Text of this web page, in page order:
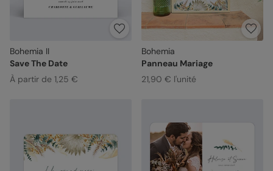
Bohemia II
Save The Date
À partir de 1,25 €
Bohemia
Panneau Mariage
21,90 € l'unité